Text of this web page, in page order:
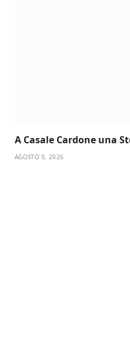
A Casale Cardone una
AGOSTO 9, 2026